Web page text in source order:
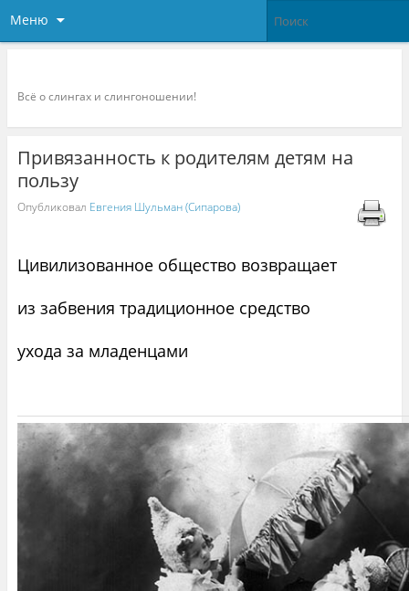
Меню
Всё о слингах и слингоношении!
Привязанность к родителям детям на
пользу
Опубликовал Евгения Шульман (Сипарова)
Цивилизованное общество возвращает
из забвения традиционное средство
ухода за младенцами